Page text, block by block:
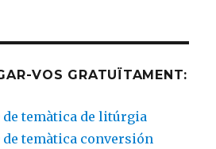
VOS GRATUÏTAMENT:
temàtica de litúrgia
temàtica conversión